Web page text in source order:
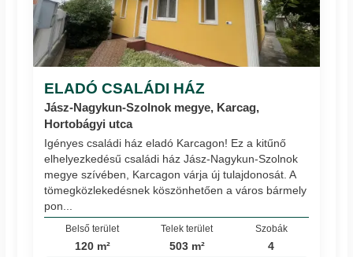
ELADÓ CSALÁDI HÁZ
Jász-Nagykun-Szolnok megye, Karcag,
Hortobágyi utca
Igényes családi ház eladó Karcagon! Ez a kitűnő
elhelyezkedésű családi ház Jász-Nagykun-Szolnok
megye szívében, Karcagon várja új tulajdonosát. A
tömegközlekedésnek köszönhetően a város bármely
pon...
Belső terület
120 m²
Telek terület
503 m²
Szobák
4